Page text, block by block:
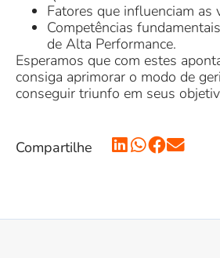
Fatores que influenciam as
Competências
de Alta Performance.
Esperamos que com estes
consiga aprimorar o modo de
conseguir triunfo em seus
Compartilhe